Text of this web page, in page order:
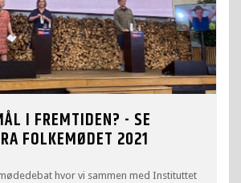
I FREMTIDEN? - SE
FOLKEMØDET 2021
hvor vi sammen med Instituttet